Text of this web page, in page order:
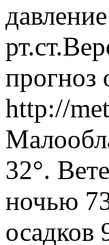
прогноз
http://
32°.
ночью
осадков